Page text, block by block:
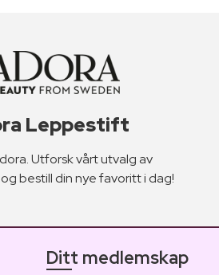
Leppestift
Utforsk vårt utvalg av
bestill din nye favoritt i dag!
Ditt medlemskap